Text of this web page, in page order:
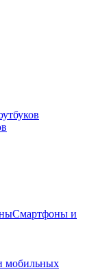
Смартфоны и
мобильных